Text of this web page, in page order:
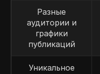
Разные
аудитории и
графики
публикаций
Уникальное